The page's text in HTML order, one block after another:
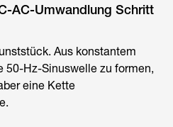
AC-Umwandlung Schritt
Aus konstantem
50-Hz-Sinuswelle zu formen,
eine Kette